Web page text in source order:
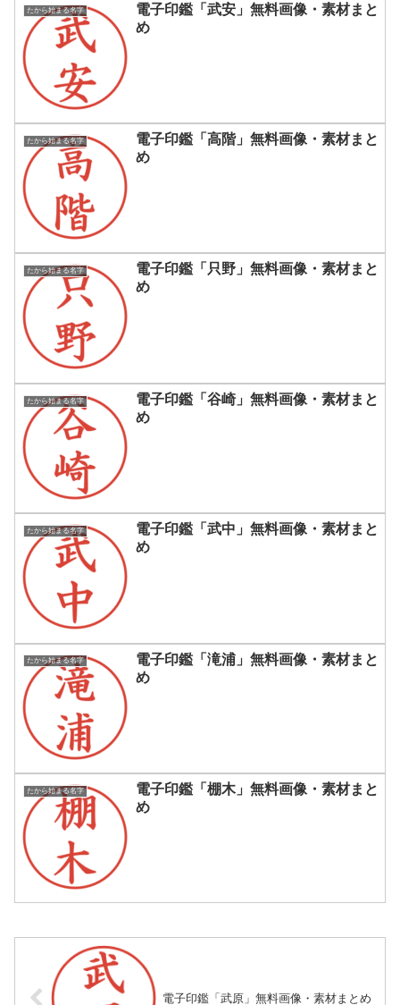
たから始まる名字
電子印鑑「武安」無料画像・素材まと
め
たから始まる名字
電子印鑑「高階」無料画像・素材まと
め
たから始まる名字
電子印鑑「只野」無料画像・素材まと
め
たから始まる名字
電子印鑑「谷崎」無料画像・素材まと
め
たから始まる名字
電子印鑑「武中」無料画像・素材まと
め
たから始まる名字
電子印鑑「滝浦」無料画像・素材まと
め
たから始まる名字
電子印鑑「棚木」無料画像・素材まと
め
電子印鑑「武原」無料画像・素材まとめ